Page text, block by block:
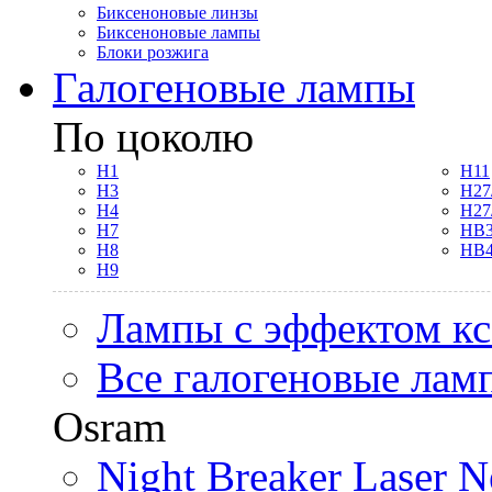
Биксеноновые линзы
Биксеноновые лампы
Блоки розжига
Галогеновые лампы
По цоколю
H1
H3
H4
H7
H8
H9
H11
Лампы с эффектом
Все галогеновые
Osram
Night Breaker Laser